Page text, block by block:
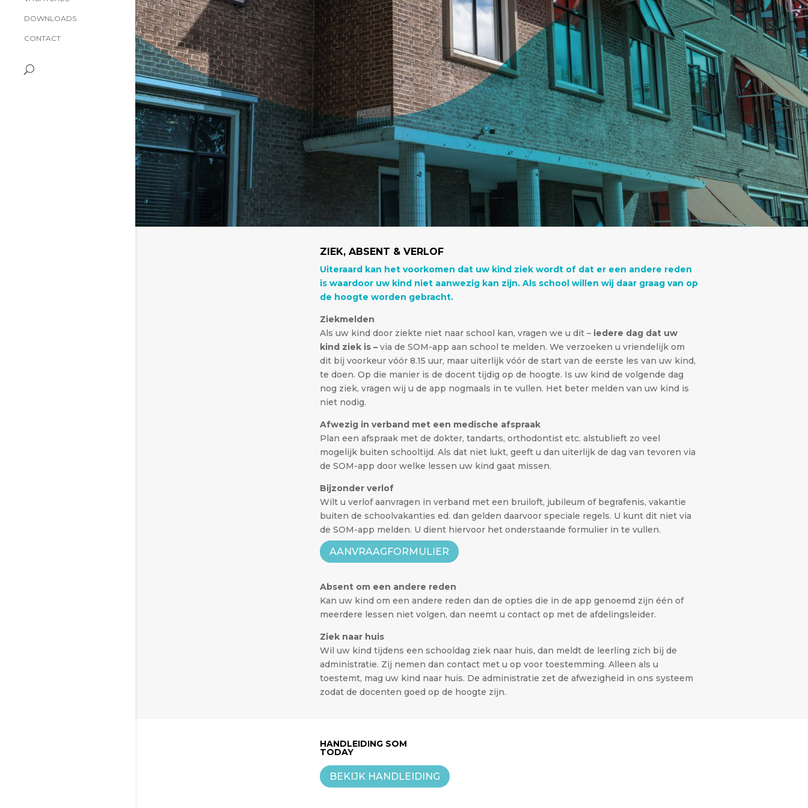
DOWNLOADS
CONTACT
ZIEK, ABSENT & VERLOF
Uiteraard kan het voorkomen dat uw kind ziek wordt of dat er een andere reden
is waardoor uw kind niet aanwezig kan zijn. Als school willen wij daar graag van op
de hoogte worden gebracht.
Ziekmelden
Als uw kind door ziekte niet naar school kan, vragen we u dit – iedere dag dat uw
kind ziek is – via de SOM-app aan school te melden. We verzoeken u vriendelijk om
dit bij voorkeur vóór 8.15 uur, maar uiterlijk vóór de start van de eerste les van uw kind,
te doen. Op die manier is de docent tijdig op de hoogte. Is uw kind de volgende dag
nog ziek, vragen wij u de app nogmaals in te vullen. Het beter melden van uw kind is
niet nodig.
Afwezig in verband met een medische afspraak
Plan een afspraak met de dokter, tandarts, orthodontist etc. alstublieft zo veel
mogelijk buiten schooltijd. Als dat niet lukt, geeft u dan uiterlijk de dag van tevoren via
de SOM-app door welke lessen uw kind gaat missen.
Bijzonder verlof
Wilt u verlof aanvragen in verband met een bruiloft, jubileum of begrafenis, vakantie
buiten de schoolvakanties ed. dan gelden daarvoor speciale regels. U kunt dit niet via
de SOM-app melden. U dient hiervoor het onderstaande formulier in te vullen.
AANVRAAGFORMULIER
Absent om een andere reden
Kan uw kind om een andere reden dan de opties die in de app genoemd zijn één of
meerdere lessen niet volgen, dan neemt u contact op met de afdelingsleider.
Ziek naar huis
Wil uw kind tijdens een schooldag ziek naar huis, dan meldt de leerling zich bij de
administratie. Zij nemen dan contact met u op voor toestemming. Alleen als u
toestemt, mag uw kind naar huis. De administratie zet de afwezigheid in ons systeem
zodat de docenten goed op de hoogte zijn.
HANDLEIDING SOM
TODAY
BEKIJK HANDLEIDING